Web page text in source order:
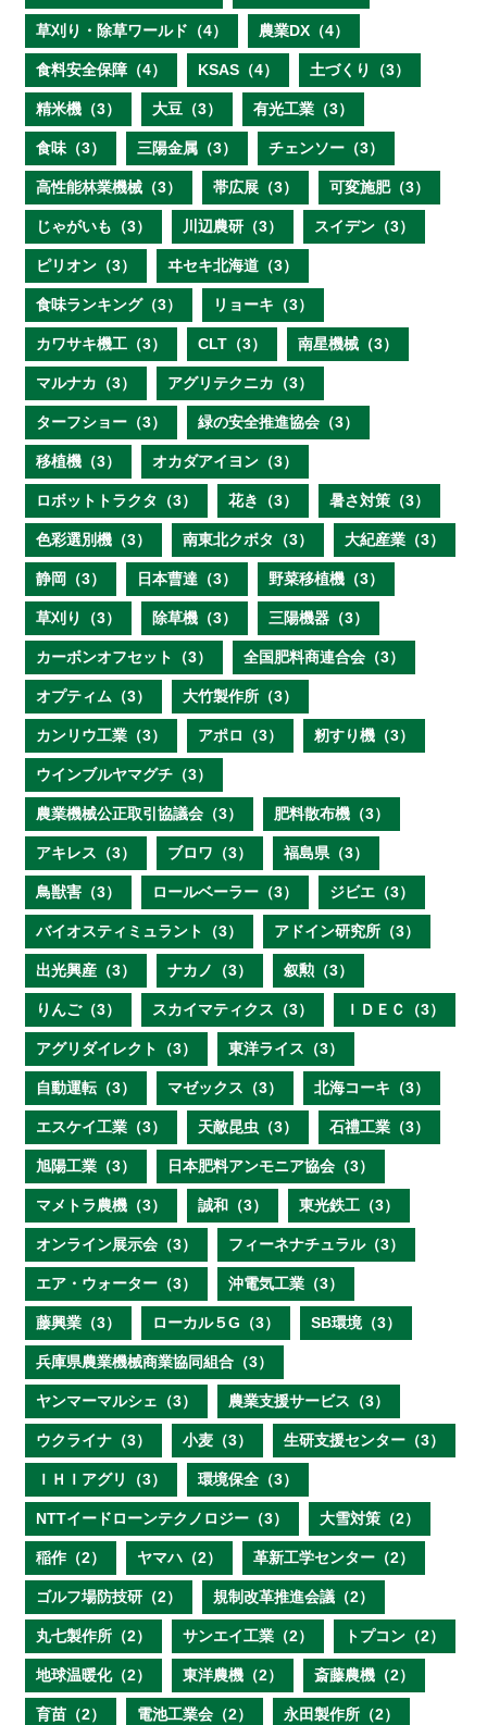
草刈り・除草ワールド（4） 農業DX（4）
食料安全保障（4） KSAS（4） 土づくり（3）
精米機（3） 大豆（3） 有光工業（3）
食味（3） 三陽金属（3） チェンソー（3）
高性能林業機械（3） 帯広展（3） 可変施肥（3）
じゃがいも（3） 川辺農研（3） スイデン（3）
ピリオン（3） ヰセキ北海道（3）
食味ランキング（3） リョーキ（3）
カワサキ機工（3） CLT（3） 南星機械（3）
マルナカ（3） アグリテクニカ（3）
ターフショー（3） 緑の安全推進協会（3）
移植機（3） オカダアイヨン（3）
ロボットトラクタ（3） 花き（3） 暑さ対策（3）
色彩選別機（3） 南東北クボタ（3） 大紀産業（3）
静岡（3） 日本曹達（3） 野菜移植機（3）
草刈り（3） 除草機（3） 三陽機器（3）
カーボンオフセット（3） 全国肥料商連合会（3）
オプティム（3） 大竹製作所（3）
カンリウ工業（3） アポロ（3） 籾すり機（3）
ウインブルヤマグチ（3）
農業機械公正取引協議会（3） 肥料散布機（3）
アキレス（3） ブロワ（3） 福島県（3）
鳥獣害（3） ロールベーラー（3） ジビエ（3）
バイオスティミュラント（3） アドイン研究所（3）
出光興産（3） ナカノ（3） 叙勲（3）
りんご（3） スカイマティクス（3） ＩＤＥＣ（3）
アグリダイレクト（3） 東洋ライス（3）
自動運転（3） マゼックス（3） 北海コーキ（3）
エスケイ工業（3） 天敵昆虫（3） 石禮工業（3）
旭陽工業（3） 日本肥料アンモニア協会（3）
マメトラ農機（3） 誠和（3） 東光鉄工（3）
オンライン展示会（3） フィーネナチュラル（3）
エア・ウォーター（3） 沖電気工業（3）
藤興業（3） ローカル５G（3） SB環境（3）
兵庫県農業機械商業協同組合（3）
ヤンマーマルシェ（3） 農業支援サービス（3）
ウクライナ（3） 小麦（3） 生研支援センター（3）
ＩＨＩアグリ（3） 環境保全（3）
NTTイードローンテクノロジー（3） 大雪対策（2）
稲作（2） ヤマハ（2） 革新工学センター（2）
ゴルフ場防技研（2） 規制改革推進会議（2）
丸七製作所（2） サンエイ工業（2） トプコン（2）
地球温暖化（2） 東洋農機（2） 斎藤農機（2）
育苗（2） 電池工業会（2） 永田製作所（2）